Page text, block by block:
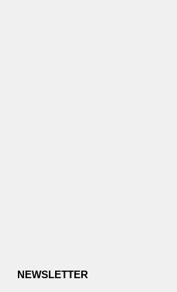
NEWSLETTER